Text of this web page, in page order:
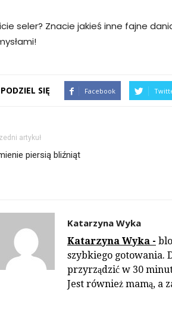
seler? Znacie jakieś inne fajne
PODZIEL SIĘ Facebook
artykuł
piersią bliźniąt
Katarzyna Wyka
Katarzyna Wyka -
szybkiego gotowania.
przyrządzić w 30
Jest również mamą, a